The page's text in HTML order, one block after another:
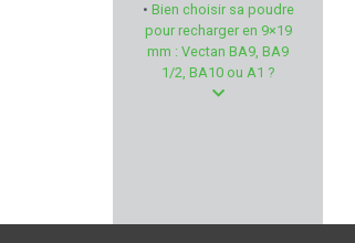
ALPEN OPTICS
PERAZZI
• Bien choisir sa poudre
pour recharger en 9×19
mm : Vectan BA9, BA9
1/2, BA10 ou A1 ?